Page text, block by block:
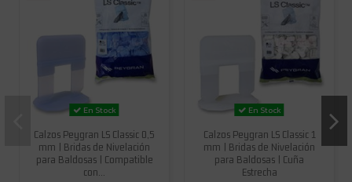
En Stock
Calzos Peygran LS Classic 0,5
mm | Bridas de Nivelación
para Baldosas | Compatible
con...
En Stock
Calzos Peygran LS Classic 1
mm | Bridas de Nivelación
para Baldosas | Cuña
Estrecha